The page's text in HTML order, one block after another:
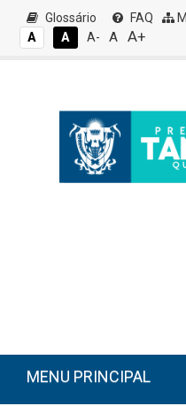
Glossário FAQ
A
A A- A A+
MENU PRINCIPAL